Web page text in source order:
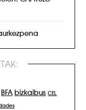
BFA bizkaibus CEL